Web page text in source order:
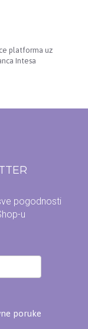
platforma uz
Intesa
pogodnosti
u
poruke